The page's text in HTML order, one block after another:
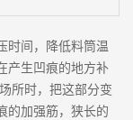
时间，降低料筒温
产生凹痕的地方补
所时，把这部分变
的加强筋，狭长的